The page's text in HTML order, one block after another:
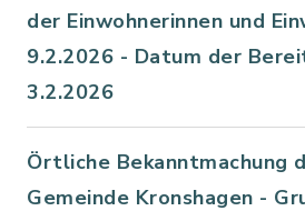
der Einwohnerinnen und
9.2.2026 - Datum der
3.2.2026
Örtliche Bekanntmachung
Gemeinde Kronshagen -